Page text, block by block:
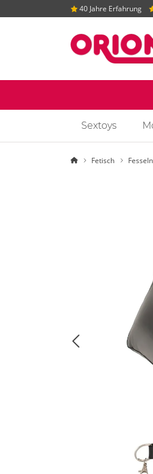
40 Jahre Erfahrung
Sextoys
Startseite
Fetisch